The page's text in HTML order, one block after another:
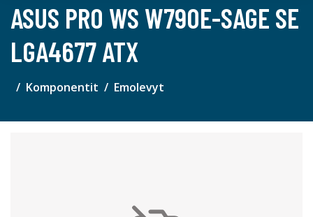
ASUS PRO WS W790E-SAGE SE
LGA4677 ATX
Komponentit Emolevyt